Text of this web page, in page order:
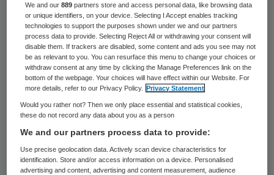
Thuiszorgorganisatie Groenhuysen vraagt
nieuwe cliënten om niet meer thuis te roken
in ruimtes waar ze zorg ontvangen. Als ze
dat weigeren, zal Groenhuysen geen zorg
leveren. Daarnaast voert de organisatie een
rookverbod in op al haar woonlocaties.
Het nieuwe rookbeleid gaat in op 1 oktober
De zorgorganisatie, die actief is in
We and our889 partners store and access personal data, like browsing data
or unique identifiers, on your device. Selecting I Accept enables tracking
technologies to support the purposes shown under we and our partners
process data to provide. Selecting Reject All or withdrawing your consent will
disable them. If trackers are disabled, some content and ads you see may not
be as relevant to you. You can resurface this menu to change your choices or
withdraw consent at any time by clicking the Manage Preferences link on the
bottom of the webpage. Your choices will have effect within our Website. For
more details, refer to our Privacy Policy.
Privacy Statement
Would you rather not? Then we only place essential and statistical cookies,
these do not record any data about you as a person
We and our partners process data to provide:
Use precise geolocation data. Actively scan device characteristics for
identification. Store and/or access information on a device. Personalised
advertising and content, advertising and content measurement, audience